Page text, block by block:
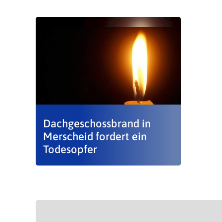
Dachgeschossbrand in
Merscheid fordert ein
Todesopfer